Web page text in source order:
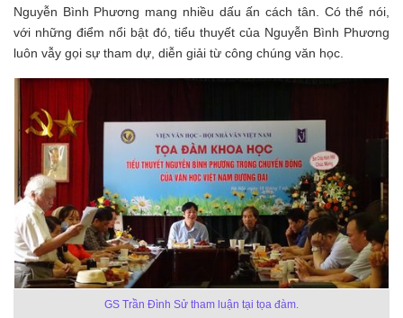
Nguyễn Bình Phương mang nhiều dấu ấn cách tân. Có thể nói,
với những điểm nổi bật đó, tiểu thuyết của Nguyễn Bình Phương
luôn vẫy gọi sự tham dự, diễn giải từ công chúng văn học.
GS Trần Đình Sử tham luận tại tọa đàm.